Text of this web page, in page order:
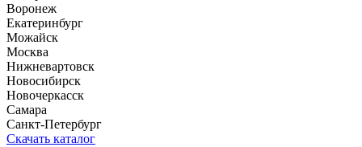
Воронеж
Екатеринбург
Можайск
Москва
Нижневартовск
Новосибирск
Новочеркасск
Самара
Санкт-Петербург
Скачать каталог